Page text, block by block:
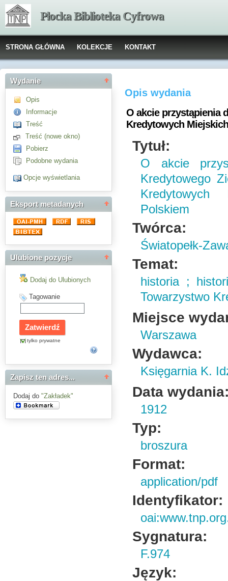
Płocka Biblioteka Cyfrowa
STRONA GŁÓWNA KOLEKCJE KONTAKT
Wydanie
Opis
Informacje
Treść
Treść (nowe okno)
Pobierz
Podobne wydania
Opcje wyświetlania
Eksport metadanych
Ulubione pozycje
Dodaj do Ulubionych
Tagowanie
tylko prywatne
Zapisz ten adres...
Dodaj do "Zakładek"
Opis wydania
O akcie przystąpienia
Kredytowych
Tytuł:
O akcie
Kredytowego
Polskiem
Twórca:
Światopełk-
Temat:
historia ;
Towarzystwo
Miejsce
Warszawa
Wydawca:
Księgarnia K.
Data
1912
Typ:
broszura
Format:
application/pdf
Identyfikator:
Sygnatura:
F.974
Język: